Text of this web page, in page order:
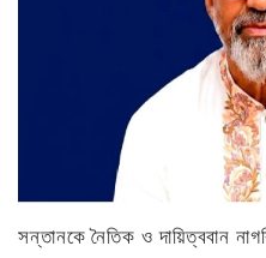
সন্তানকে নৈতিক ও দায়িত্ববান